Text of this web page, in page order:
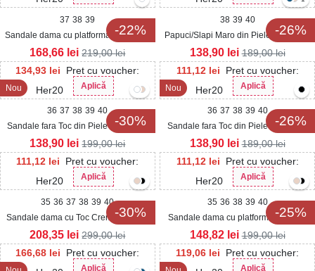
-22%
37 38 39
Sandale dama cu platforma Negre din
Piele Ecologica Intoarsa Luziana
134,93 lei
Pret cu voucher:
Her20
Aplică
168,66 lei 219,00lei
-26%
38 39 40
Papuci/Slapi Maro din Piele Ecologica
Intoarsa Zarya
111,12 lei
Pret cu voucher:
Her20
Aplică
138,90 lei 189,00lei
Nou
-30%
36 37 38 39 40
Sandale fara Toc din Piele Ecologica
Intoarsa dama Negre Alrya
111,12 lei
Pret cu voucher:
Her20
Aplică
138,90 lei 199,00lei
Nou
-26%
36 37 38 39 40
Sandale fara Toc din Piele Ecologica
Intoarsa dama Bej Marky
111,12 lei
Pret cu voucher:
Her20
Aplică
138,90 lei 189,00lei
-30%
35 36 37 38 39 40
Sandale dama cu Toc Crem din Satin
Krelys
166,68 lei
Pret cu voucher:
Aplică
208,35 lei 299,00lei
-25%
35 36 38 39 40
Sandale dama cu platforma Albe din
Piele Ecologica Joxer
119,06 lei
Pret cu voucher:
Aplică
148,82 lei 199,00lei